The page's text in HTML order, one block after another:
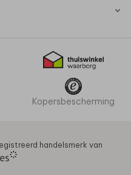
Kopersbescherming
handelsmerk van